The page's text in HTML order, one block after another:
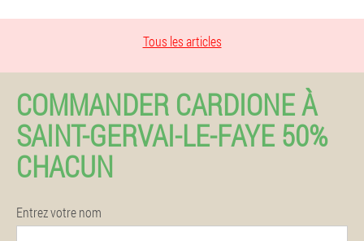
Tous les articles
COMMANDER CARDIONE À
SAINT-GERVAI-LE-FAYE 50%
CHACUN
Entrez votre nom